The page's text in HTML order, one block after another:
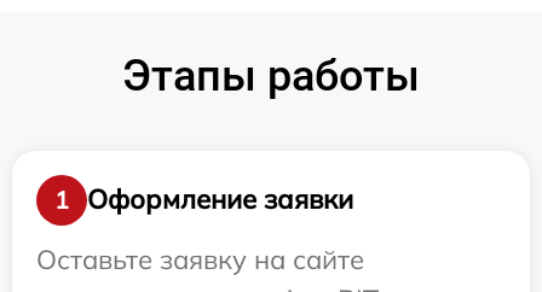
Этапы работы
1
Оформление заявки
Оставьте заявку на сайте